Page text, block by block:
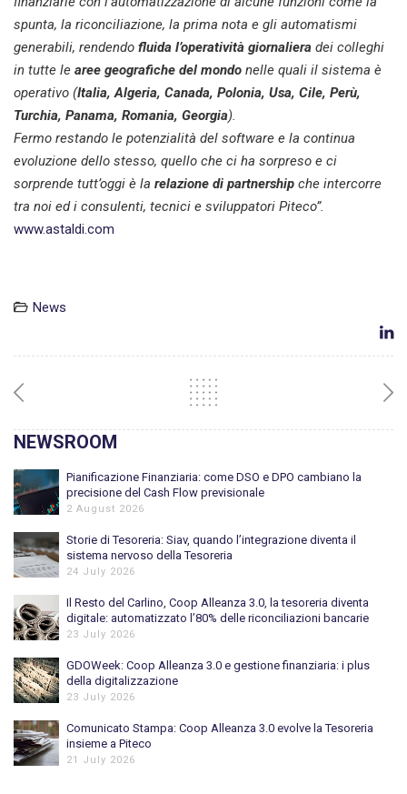
spunta, la riconciliazione, la prima nota e gli automatismi
generabili, rendendo fluida l’operatività giornaliera dei colleghi
in tutte le aree geografiche del mondo nelle quali il sistema è
operativo (Italia, Algeria, Canada, Polonia, Usa, Cile, Perù,
Turchia, Panama, Romania, Georgia)
Fermo restando le potenzialità del software e la continua
evoluzione dello stesso, quello che ci ha sorpreso e ci
sorprende tutt’oggi è la relazione di partnership che intercorre
tra noi ed i consulenti, tecnici e sviluppatori Piteco”.
www.astaldi.com
News
NEWSROOM
Pianificazione Finanziaria: come DSO e DPO cambiano la
precisione del Cash Flow previsionale
2 August 2026
Storie di Tesoreria: Siav, quando l’integrazione diventa il
sistema nervoso della Tesoreria
24 July 2026
Il Resto del Carlino, Coop Alleanza 3.0, la tesoreria diventa
digitale: automatizzato l’80% delle riconciliazioni bancarie
23 July 2026
GDOWeek: Coop Alleanza 3.0 e gestione finanziaria: i plus
della digitalizzazione
23 July 2026
Comunicato Stampa: Coop Alleanza 3.0 evolve la Tesoreria
insieme a Piteco
21 July 2026